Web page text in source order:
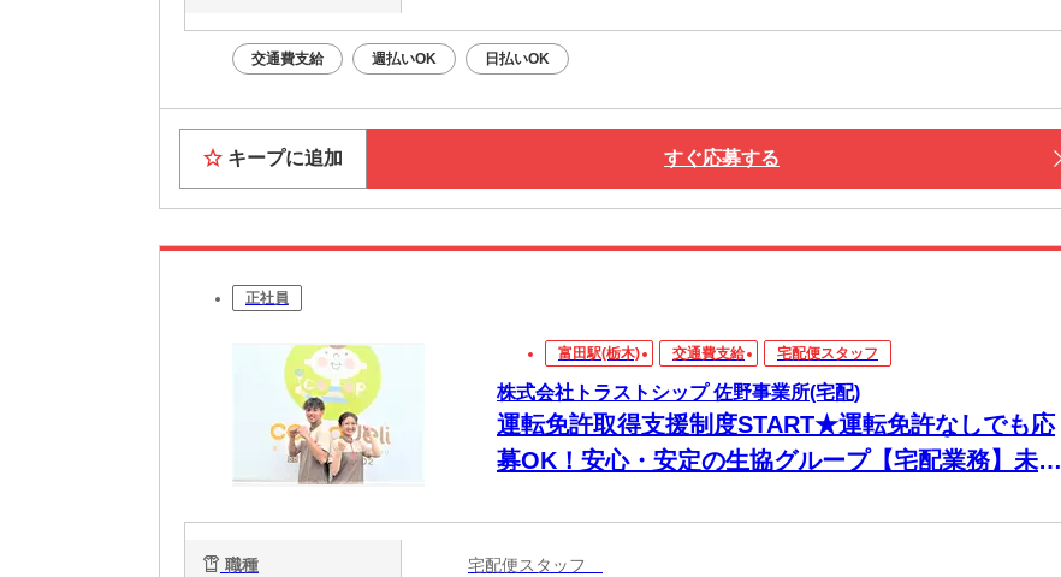
交通費支給 週払いOK 日払いOK
キープに追加 すぐ応募する
正社員
富田駅(栃木) 交通費支給 宅配便スタッフ
株式会社トラストシップ 佐野事業所(宅配)
運転免許取得支援制度START★運転免許なしでも応
募OK！安心・安定の生協グループ【宅配業務】未経
み
職種 宅配便スタッフ